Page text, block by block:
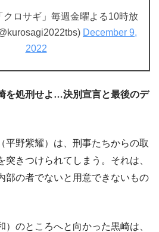
ロサギ」毎週金曜よる10時放
December 9,
2022
を処刑せよ…決別宣言と最後のデ
平野紫耀）は、刑事たちからの取
突きつけられてしまう。それは、
部の者でないと用意できないもの
）のところへと向かった黒崎は、